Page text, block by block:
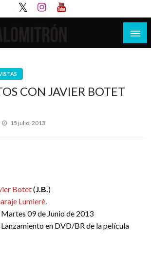
industria de cine española y
CON JAVIER BOTET
Publicado
15 julio, 2013
Botet(J.B.)
Lumierè.
Martes 09 de Junio de 2013
Lanzamiento en DVD/BR de la película